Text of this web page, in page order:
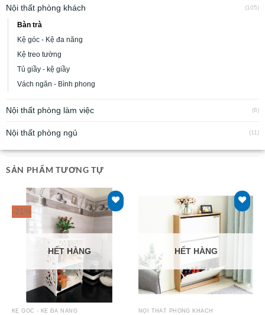
Nội thất phòng khách (105)
Bàn trà
Kệ góc - Kệ đa năng
Kệ treo tường
Tủ giầy - kệ giầy
Vách ngăn - Bình phong
Nội thất phòng làm việc (6)
Nội thất phòng ngủ (11)
SẢN PHẨM TƯƠNG TỰ
-21%
HẾT HÀNG
KỆ GÓC - KỆ ĐA NĂNG
HẾT HÀNG
NỘI THẤT PHÒNG KHÁCH